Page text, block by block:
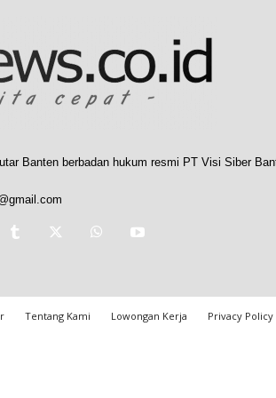
Banten berbadan hukum resmi PT Visi Siber
Tentang Kami Lowongan Kerja Privacy Policy